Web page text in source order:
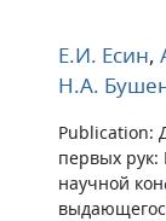
Е.И. Есин,
Н.А.
Publication:
первых
научной